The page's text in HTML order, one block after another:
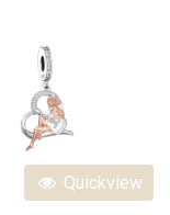
Quickview